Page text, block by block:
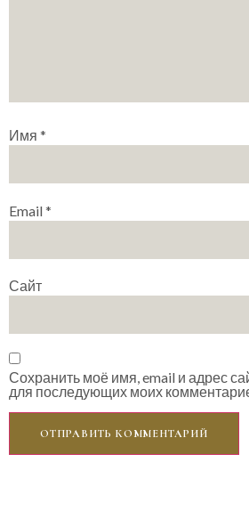
Имя *
Email*
Сайт
Сохранить моё имя, email и адрес
для последующих моих